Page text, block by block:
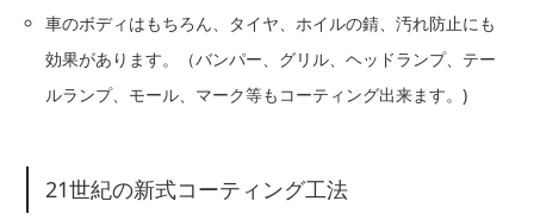
車のボディはもちろん、タイヤ、ホイルの錆、汚れ防止にも
効果があります。（バンパー、グリル、ヘッドランプ、テー
ルランプ、モール、マーク等もコーティング出来ます。)
21世紀の新式コーティング工法